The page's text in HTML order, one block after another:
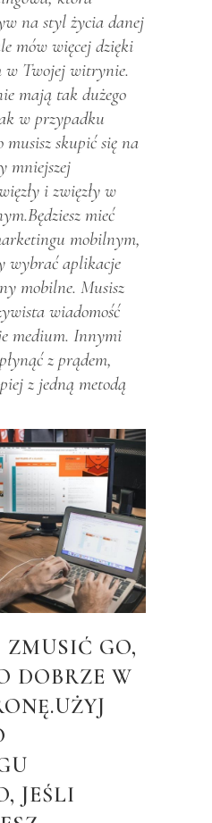
na styl życia danej
mów więcej dzięki
w Twojej witrynie.
mają tak dużego
w przypadku
skupić się na
mniejszej
i zwięzły w
mieć
mobilnym,
wybrać aplikacje
mobilne. Musisz
wiadomość
medium. Innymi
z prądem,
z jedną metodą
ZMUSIĆ GO,
DOBRZE W
JEŚLI